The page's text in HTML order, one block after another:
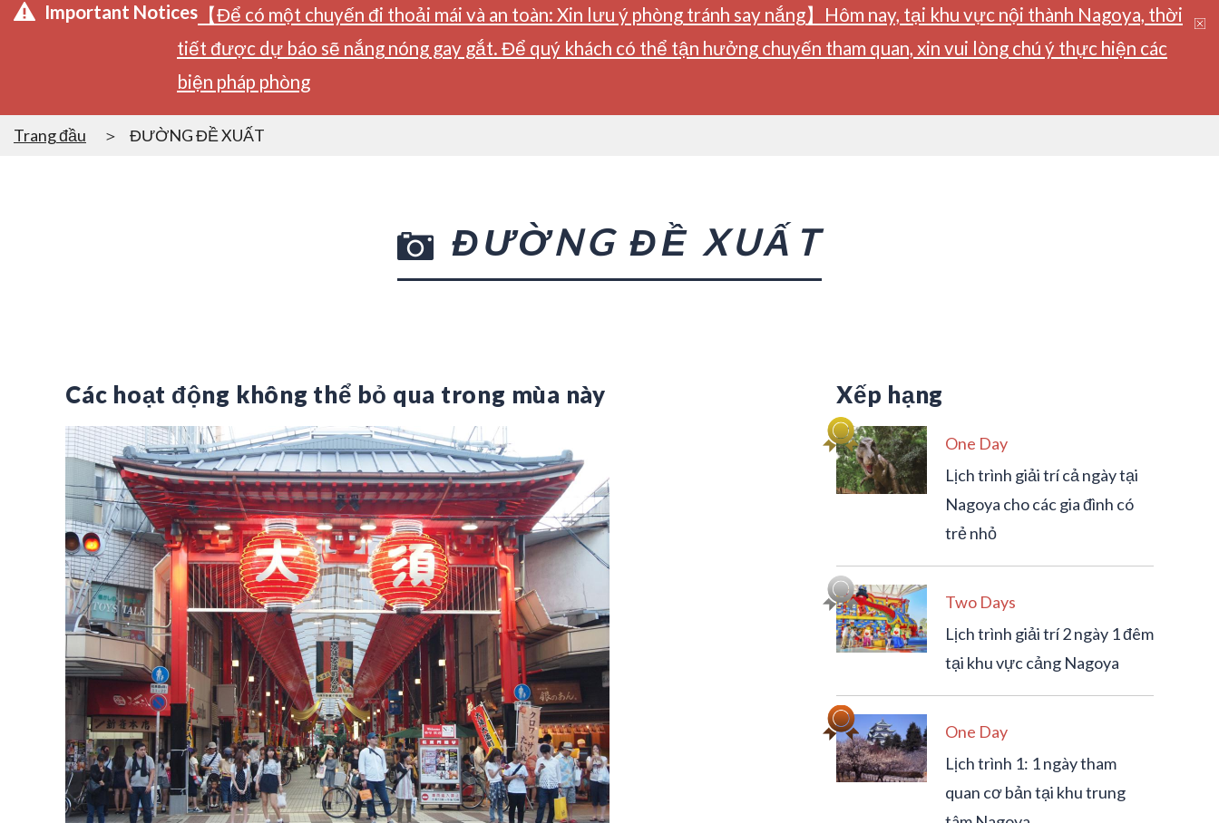
Important Notices 【Để có một chuyến đi thoải mái và an toàn: Xin lưu ý phòng tránh say nắng】Hôm nay, tại khu vực nội thành Nagoya, thời
tiết được dự báo sẽ nắng nóng gay gắt. Để quý khách có thể tận hưởng chuyến tham quan, xin vui lòng chú ý thực hiện các
biện pháp phòng
Trang đầu ĐƯỜNG ĐỀ XUẤT
ĐƯỜNG ĐỀ XUẤT
Các hoạt động không thể bỏ qua trong mùa này Xếp hạng
One Day
Lịch trình giải trí cả ngày tại
Nagoya cho các gia đình có
trẻ nhỏ
Two Days
Lịch trình giải trí 2 ngày 1 đêm
tại khu vực cảng Nagoya
One Day
Lịch trình 1: 1 ngày tham
quan cơ bản tại khu trung